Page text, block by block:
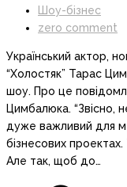
Шоу-бізнес
zero comment
Український актор,
“Холостяк” Тарас
шоу. Про це
Цимбалюка. “Звісно,
дуже важливий для
бізнесових проектах.
Але так, щоб до…